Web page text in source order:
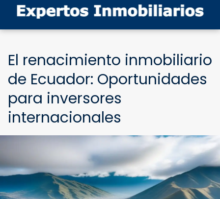
El renacimiento inmobiliario
de Ecuador: Oportunidades
para inversores
internacionales